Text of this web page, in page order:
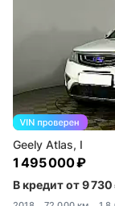
Geely Atlas, I
1 495 000 ₽
В кредит от 9